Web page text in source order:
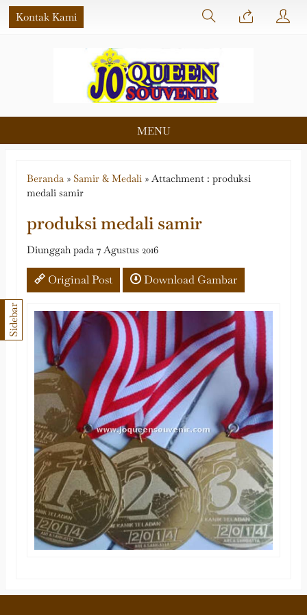
Kontak Kami
MENU
Beranda » Samir & Medali » Attachment : produksi
medali samir
produksi medali samir
Diunggah pada 7 Agustus 2016
Original Post Download Gambar
Sidebar